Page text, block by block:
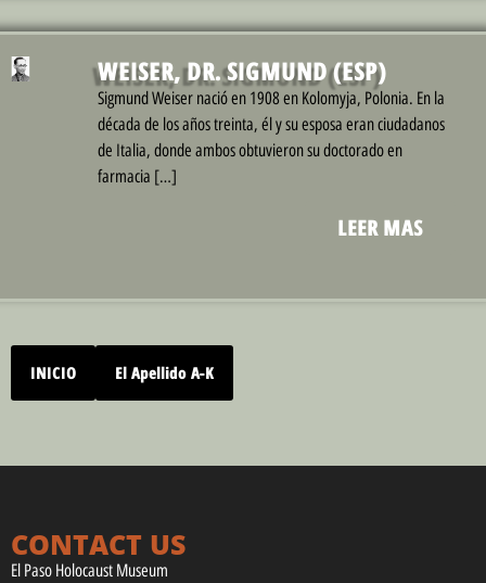
WEISER, DR. SIGMUND (ESP)
Sigmund Weiser nació en 1908 en Kolomyja, Polonia. En la
década de los años treinta, él y su esposa eran ciudadanos
de Italia, donde ambos obtuvieron su doctorado en
farmacia […]
LEER MAS
INICIO El Apellido A-K
CONTACT US
El Paso Holocaust Museum